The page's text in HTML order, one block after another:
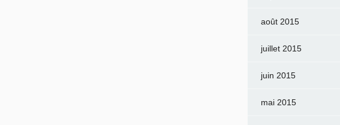
août 2015
juillet 2015
juin 2015
mai 2015